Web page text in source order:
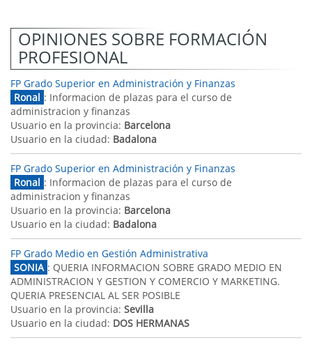
OPINIONES SOBRE FORMACIÓN
PROFESIONAL
FP Grado Superior en Administración y Finanzas
Ronal : Informacion de plazas para el curso de
administracion y finanzas
Usuario en la provincia: Barcelona
Usuario en la ciudad: Badalona
FP Grado Superior en Administración y Finanzas
Ronal : Informacion de plazas para el curso de
administracion y finanzas
Usuario en la provincia: Barcelona
Usuario en la ciudad: Badalona
FP Grado Medio en Gestión Administrativa
SONIA : QUERIA INFORMACION SOBRE GRADO MEDIO EN
ADMINISTRACION Y GESTION Y COMERCIO Y MARKETING.
QUERIA PRESENCIAL AL SER POSIBLE
Usuario en la provincia: Sevilla
Usuario en la ciudad: DOS HERMANAS